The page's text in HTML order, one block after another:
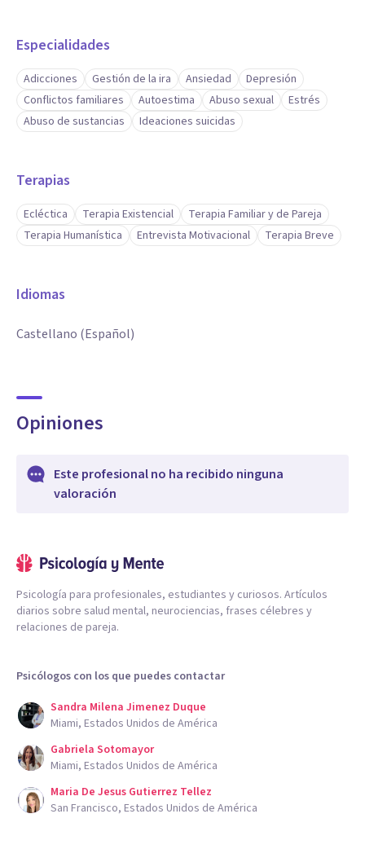
Especialidades
Adicciones Gestión de la ira Ansiedad
Depresión
Conflictos familiares
Autoestima Abuso sexual
Estrés
Abuso de sustancias
Ideaciones suicidas
Terapias
Ecléctica Terapia Existencial
Terapia Familiar y de Pareja
Terapia Humanística
Entrevista Motivacional Terapia Breve
Idiomas
Castellano (Español)
Opiniones
Este profesional no ha recibido ninguna
valoración
Psicología para profesionales, estudiantes y curiosos. Artículos
diarios sobre salud mental, neurociencias, frases célebres y
relaciones de pareja.
Psicólogos con los que puedes contactar
Sandra Milena Jimenez Duque
Miami, Estados Unidos de América
Gabriela Sotomayor
Miami, Estados Unidos de América
Maria De Jesus Gutierrez Tellez
San Francisco, Estados Unidos de América